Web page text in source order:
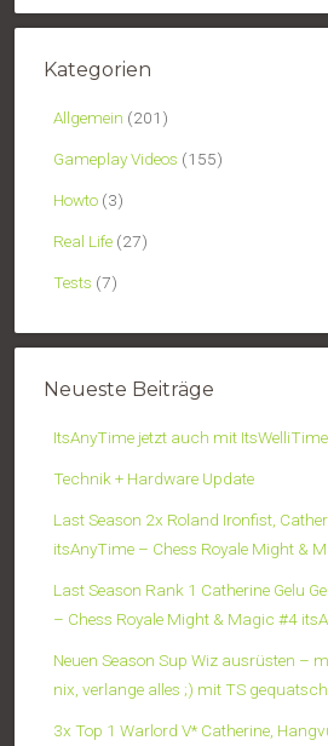
Kategorien
Allgemein (201)
Gameplay Videos (155)
Howto (3)
Real Life (27)
Tests (7)
Neueste Beiträge
ItsAnyTime jetzt auch mit ItsWelliTime
Technik + Hardware Update
Last Season 2x Roland Ironfist,
itsAnyTime – Chess Royale Might &
Last Season Rank 1 Catherine Gelu
– Chess Royale Might & Magic #4
Neuen Season Sup Wiz ausrüsten –
nix, verlange alles ;) mit TS
3x Top 1 Warlord V* Catherine,